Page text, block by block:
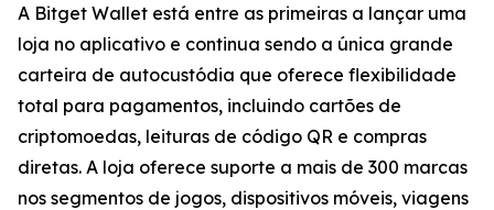
A Bitget Wallet está entre as primeiras a lançar uma
loja no aplicativo e continua sendo a única grande
carteira de autocustódia que oferece flexibilidade
total para pagamentos, incluindo cartões de
criptomoedas, leituras de código QR e compras
diretas. A loja oferece suporte a mais de 300 marcas
nos segmentos de jogos, dispositivos móveis, viagens